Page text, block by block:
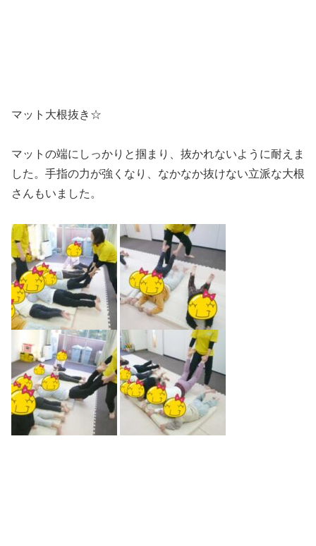
マット大根抜き☆
マットの端にしっかりと掴まり、抜かれないように耐えま
した。手指の力が強くなり、なかなか抜けない立派な大根
さんもいました。